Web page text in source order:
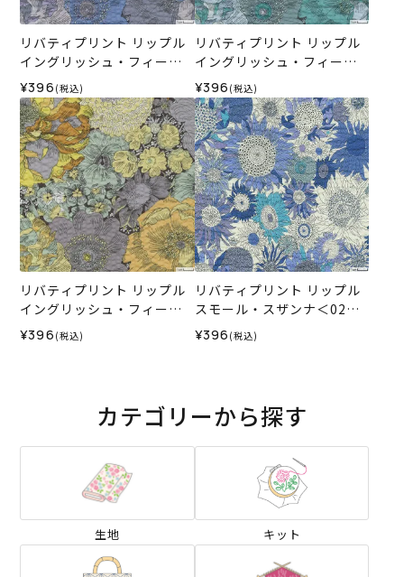
リバティプリント リップル
イングリッシュ・フィール
ド＜02L＞生地 （ホビーラ
ホビーレオリジナル）2026
SS
¥396 (税込)
リバティプリント リップル
イングリッシュ・フィール
ド＜04G＞生地 （ホビーラ
ホビーレオリジナル）2026
SS
¥396 (税込)
リバティプリント リップル
イングリッシュ・フィール
ド＜01Y＞生地 （ホビーラ
ホビーレオリジナル）2026
¥396 (税込)
リバティプリント リップル
スモール・スザンナ＜02B
＞生地 （ホビーラホビーレ
オリジナル）2025SS
¥396 (税込)
カテゴリーから探す
生地 キット